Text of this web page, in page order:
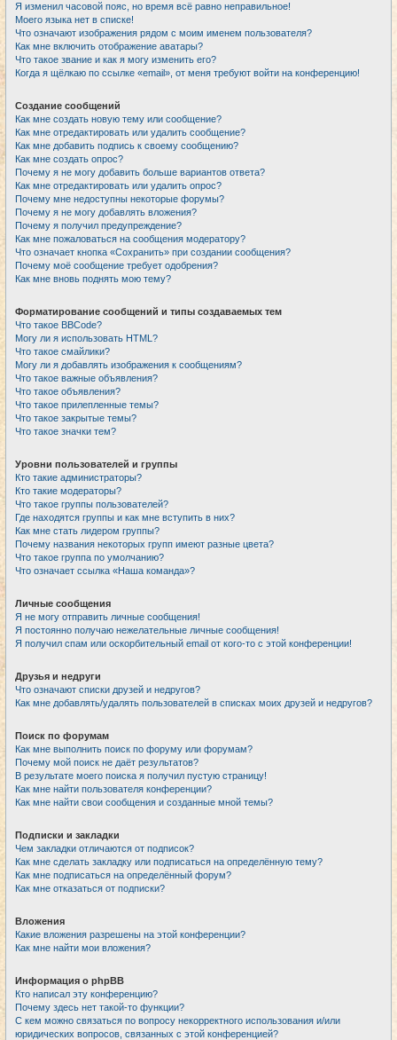
Я изменил часовой пояс, но время всё равно неправильное!
Моего языка нет в списке!
Что означают изображения рядом с моим именем пользователя?
Как мне включить отображение аватары?
Что такое звание и как я могу изменить его?
Когда я щёлкаю по ссылке «email», от меня требуют войти на конференцию!
Создание сообщений
Как мне создать новую тему или сообщение?
Как мне отредактировать или удалить сообщение?
Как мне добавить подпись к своему сообщению?
Как мне создать опрос?
Почему я не могу добавить больше вариантов ответа?
Как мне отредактировать или удалить опрос?
Почему мне недоступны некоторые форумы?
Почему я не могу добавлять вложения?
Почему я получил предупреждение?
Как мне пожаловаться на сообщения модератору?
Что означает кнопка «Сохранить» при создании сообщения?
Почему моё сообщение требует одобрения?
Как мне вновь поднять мою тему?
Форматирование сообщений и типы создаваемых тем
Что такое BBCode?
Могу ли я использовать HTML?
Что такое смайлики?
Могу ли я добавлять изображения к сообщениям?
Что такое важные объявления?
Что такое объявления?
Что такое прилепленные темы?
Что такое закрытые темы?
Что такое значки тем?
Уровни пользователей и группы
Кто такие администраторы?
Кто такие модераторы?
Что такое группы пользователей?
Где находятся группы и как мне вступить в них?
Как мне стать лидером группы?
Почему названия некоторых групп имеют разные цвета?
Что такое группа по умолчанию?
Что означает ссылка «Наша команда»?
Личные сообщения
Я не могу отправить личные сообщения!
Я постоянно получаю нежелательные личные сообщения!
Я получил спам или оскорбительный email от кого-то с этой конференции!
Друзья и недруги
Что означают списки друзей и недругов?
Как мне добавлять/удалять пользователей в списках моих друзей и недругов?
Поиск по форумам
Как мне выполнить поиск по форуму или форумам?
Почему мой поиск не даёт результатов?
В результате моего поиска я получил пустую страницу!
Как мне найти пользователя конференции?
Как мне найти свои сообщения и созданные мной темы?
Подписки и закладки
Чем закладки отличаются от подписок?
Как мне сделать закладку или подписаться на определённую тему?
Как мне подписаться на определённый форум?
Как мне отказаться от подписки?
Вложения
Какие вложения разрешены на этой конференции?
Как мне найти мои вложения?
Информация о phpBB
Кто написал эту конференцию?
Почему здесь нет такой-то функции?
С кем можно связаться по вопросу некорректного использования и/или
юридических вопросов, связанных с этой конференцией?